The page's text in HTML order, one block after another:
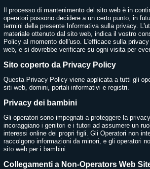
Il processo di mantenimento del sito web è in
operatori possono decidere a un certo punto, in
termini della presente Informativa sulla privacy.
materiale ottenuto dal sito web, indica il vostro
Policy al momento dell'uso. L'efficace sulla
web, e si dovrebbe verificare su ogni visita per
Sito coperto da Privacy Policy
Questa Privacy Policy viene applicata a tutti gli
siti web, domini, portali informativi e registri.
Privacy dei bambini
Gli operatori sono impegnati a proteggere la
incoraggiano i genitori e i tutori ad assumere un
interessi online dei propri figli. Gli Operatori non
raccolgono informazioni da minori, e gli operatori
sito web per i bambini.
Collegamenti a Non-Operators Web